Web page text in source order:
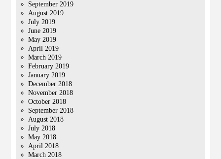
September 2019
August 2019
July 2019
June 2019
May 2019
April 2019
March 2019
February 2019
January 2019
December 2018
November 2018
October 2018
September 2018
August 2018
July 2018
May 2018
April 2018
March 2018